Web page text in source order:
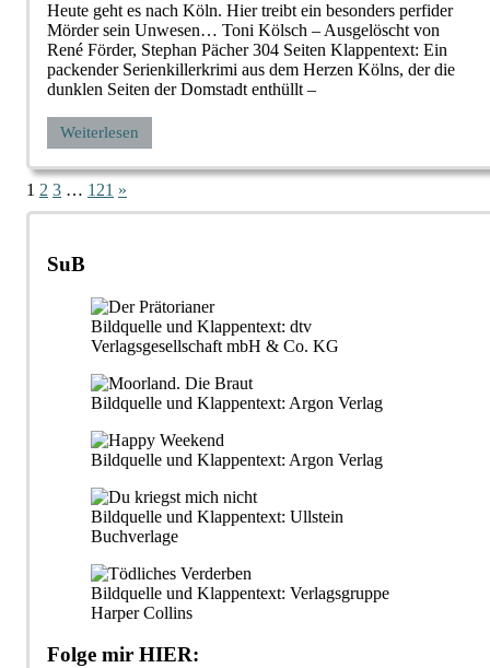
Heute geht es nach Köln. Hier treibt ein besonders perfider
Mörder sein Unwesen… Toni Kölsch – Ausgelöscht von
René Förder, Stephan Pächer 304 Seiten Klappentext: Ein
packender Serienkillerkrimi aus dem Herzen Kölns, der die
dunklen Seiten der Domstadt enthüllt –
Weiterlesen
Seitennummerierung
der
Beiträge
1 2 3 … 121 Nächste
Beiträge
»
SuB
Bildquelle und Klappentext: dtv
Verlagsgesellschaft mbH & Co. KG
Bildquelle und Klappentext: Argon Verlag
Bildquelle und Klappentext: Argon Verlag
Bildquelle und Klappentext: Ullstein
Buchverlage
Bildquelle und Klappentext: Verlagsgruppe
Harper Collins
Folge mir HIER: